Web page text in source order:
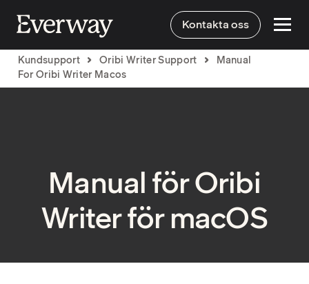
Kontakta oss
Kundsupport Oribi Writer Support
Manual
For Oribi Writer Macos
Manual för Oribi
Writer för macOS